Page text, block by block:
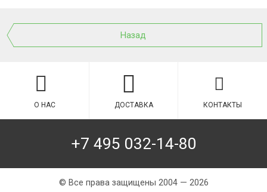
Назад
О НАС ДОСТАВКА КОНТАКТЫ
+7 495 032-14-80
© Все права защищены 2004 — 2026